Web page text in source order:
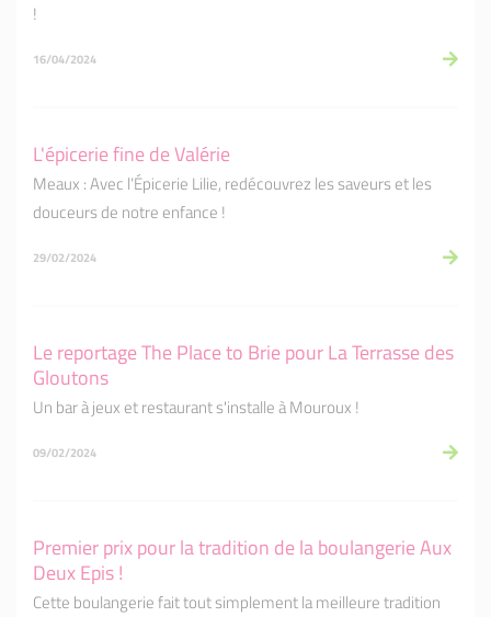
!
16/04/2024
L'épicerie fine de Valérie
Meaux : Avec l’Épicerie Lilie, redécouvrez les saveurs et les
douceurs de notre enfance !
29/02/2024
Le reportage The Place to Brie pour La Terrasse des
Gloutons
Un bar à jeux et restaurant s'installe à Mouroux !
09/02/2024
Premier prix pour la tradition de la boulangerie Aux
Deux Epis !
Cette boulangerie fait tout simplement la meilleure tradition